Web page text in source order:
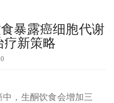
暴露癌细胞代谢
新策略
，生酮饮食会增加三